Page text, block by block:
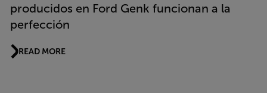
producidos en Ford Genk funcionan a la
perfección
READ MORE